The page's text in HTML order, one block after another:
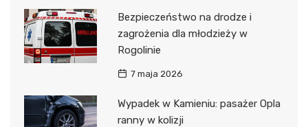
Bezpieczeństwo na drodze i
zagrożenia dla młodzieży w
Rogolinie
7 maja 2026
Wypadek w Kamieniu: pasażer Opla
ranny w kolizji